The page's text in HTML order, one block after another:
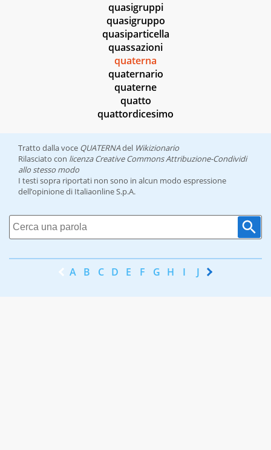
quasigruppi
quasigruppo
quasiparticella
quassazioni
quaterna
quaternario
quaterne
quatto
quattordicesimo
Tratto dalla voce QUATERNAdel Wikizionario
Rilasciato con licenza Creative Commons Attribuzione-Condividi
allo stesso modo
I testi sopra riportati non sono in alcun modo espressione
dell’opinione di Italiaonline S.p.A.
A B C D E F G H I J K